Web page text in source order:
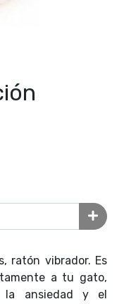
ratón vibrador. Es
a tu gato,
la ansiedad y el